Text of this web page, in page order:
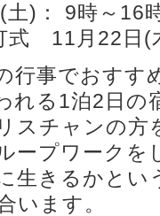
)： 9時～16
式 11月22日(
行事でおすす
れる1泊2日の
スチャンの方
ープワークを
生きるかとい
います。